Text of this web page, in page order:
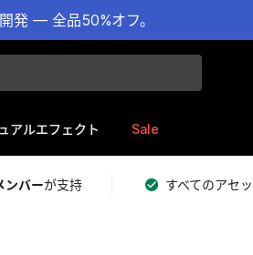
発 — 全品50%オフ。
アルエフェクト Sale
ンバーが支持 すべてのアセ